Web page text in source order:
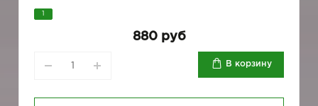
880 руб
В корзину